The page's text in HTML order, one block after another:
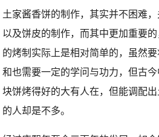
土家酱香饼的制作，其实并不困难
以及饼皮的制作，而其中更加重要
的烤制实际上是相对简单的，虽然
和也需要一定的学问与功力，但古
块饼烤得好的大有人在，但能调配
的人却是不多。